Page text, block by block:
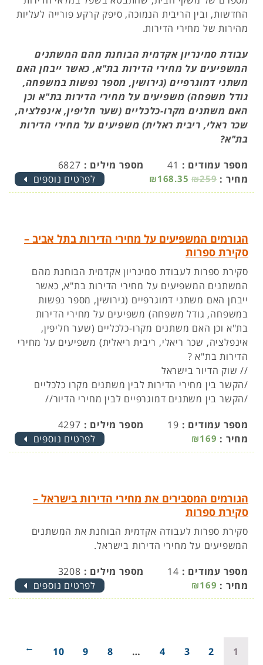
החדשות, ובין הריבית הנמוכה, סיפק קרקע פורייה לעליות
מהירות של מחירי הדירות.
עבודת סמינריון אקדמית הבוחנת מהם המשתנים
המשפיעים על מחירי הדירות בת"א, כאשר ייבחן האם
משתני דמוגרפיים (גירושין, מספר נפשות במשפחה,
גודל משפחה) משפיעים על מחירי הדירות בת"א וכן
האם משתנים מקרו-כלכליים (שער חליפין, אינפלציה,
שכר ראלי, ריבית ראלית) משפיעים על מחירי הדירות
בת"א?
מספר עמודים : 41 מספר מילים : 6827
מחיר : ₪259
₪168.35 לפרטים נוספים
הגורמים המשפיעים על מחירי הדירות בתל אביב –
סקירת ספרות
סקירת ספרות לעבודת סמינריון אקדמית הבוחנת מהם
המשתנים המשפיעים על מחירי הדירות בת"א, כאשר
ייבחן האם משתני דמוגרפיים (גירושין, מספר נפשות
במשפחה, גודל משפחה) משפיעים על מחירי הדירות
בת"א וכן האם משתנים מקרו-כלכליים (שער חליפין,
אינפלציה, שכר ריאלי, ריבית ריאלית) משפיעים על מחירי
הדירות בת"א ?
// שוק הדיור בישראל
/הקשר בין מחירי הדירות לבין משתנים מקרו כלכליים
/הקשר בין משתנים דמוגרפיים לבין מחירי הדיור//
מספר עמודים : 19 מספר מילים : 4297
מחיר : ₪169 לפרטים נוספים
הגורמים המסבירים את מחירי הדירות בישראל –
סקירת ספרות
סקירת ספרות לעבודה אקדמית הבוחנת את המשתנים
המשפיעים על מחירי הדירות בישראל.
מספר עמודים : 14 מספר מילים : 3208
מחיר : ₪169 לפרטים נוספים
1
2
3
4
…
8
9
10
→